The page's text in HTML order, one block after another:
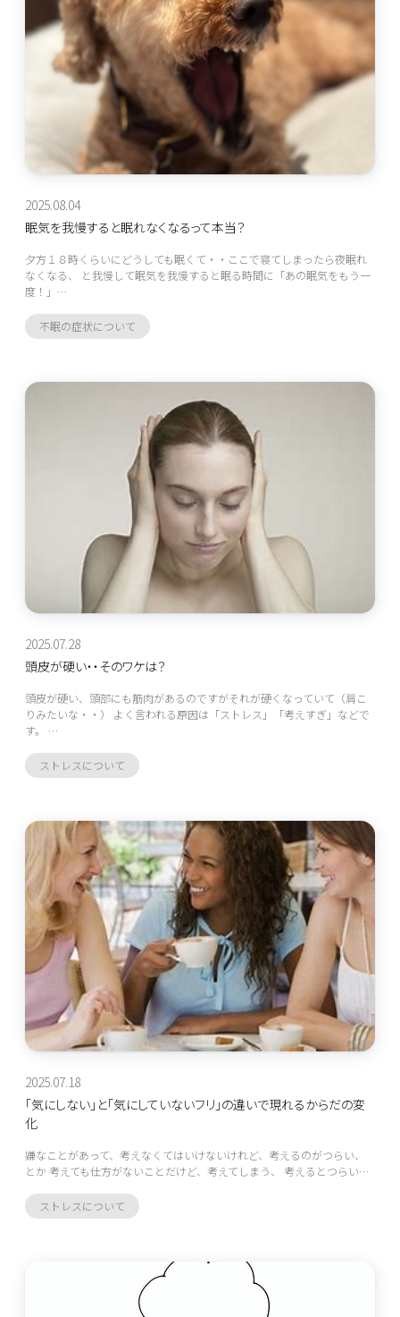
2025.08.04
眠気を我慢すると眠れなくなるって本当？
夕方１８時くらいにどうしても眠くて・・ここで寝てしまったら夜眠れ
なくなる、 と我慢して眠気を我慢すると眠る時間に「あの眠気をもう一
度！」…
不眠の症状について
2025.07.28
頭皮が硬い・・そのワケは？
頭皮が硬い、頭部にも筋肉があるのですがそれが硬くなっていて（肩こ
りみたいな・・） よく言われる原因は「ストレス」「考えすぎ」などで
す。 …
ストレスについて
2025.07.18
「気にしない」と「気にしていないフリ」の違いで現れるからだの変
化
嫌なことがあって、考えなくてはいけないけれど、考えるのがつらい、
とか 考えても仕方がないことだけど、考えてしまう、 考えるとつらい…
ストレスについて